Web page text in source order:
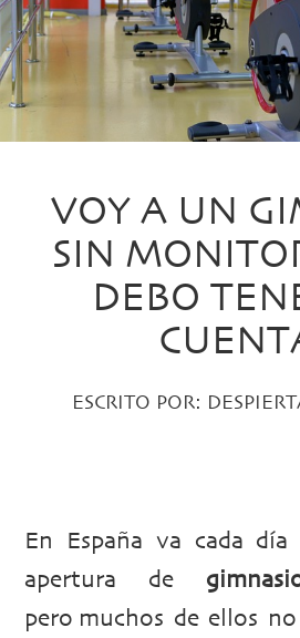
VOY A UN
SIN
DEBO
ESCRITO POR:
En España va cada
apertura de
pero muchos de ellos